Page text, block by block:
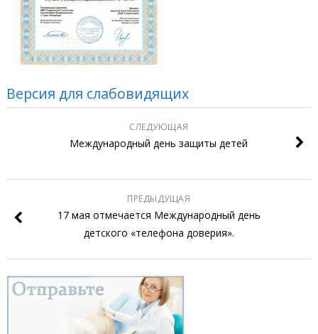
Версия для слабовидящих
СЛЕДУЮЩАЯ
Международный день защиты детей
ПРЕДЫДУЩАЯ
17 мая отмечается Международный день
детского «телефона доверия».